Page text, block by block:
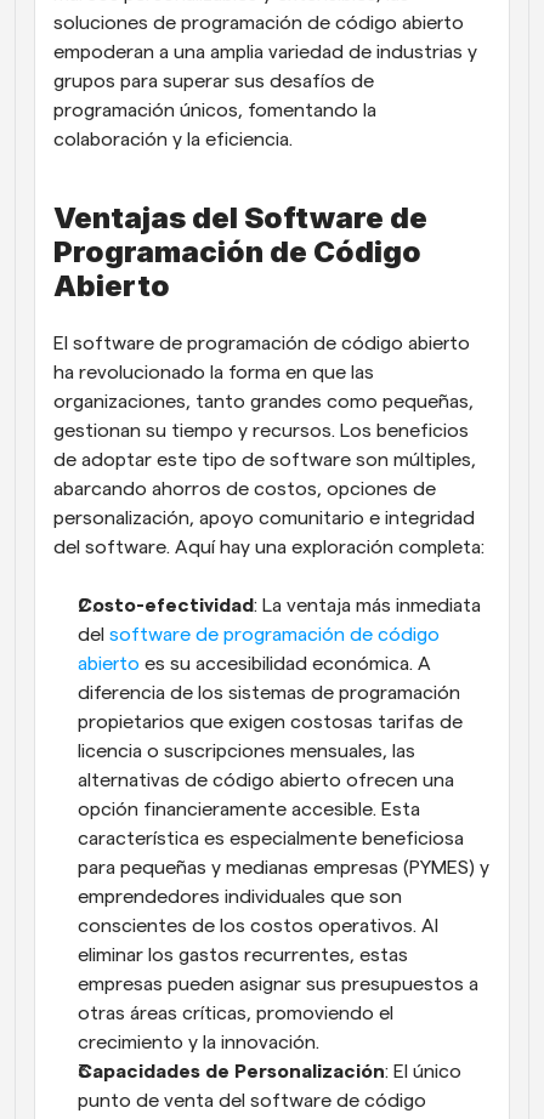
soluciones de programación de código abierto
empoderan a una amplia variedad de industrias y
grupos para superar sus desafíos de
programación únicos, fomentando la
colaboración y la eficiencia.
Ventajas del Software de
Programación de Código
Abierto
El software de programación de código abierto
ha revolucionado la forma en que las
organizaciones, tanto grandes como pequeñas,
gestionan su tiempo y recursos. Los beneficios
de adoptar este tipo de software son múltiples,
abarcando ahorros de costos, opciones de
personalización, apoyo comunitario e integridad
del software. Aquí hay una exploración completa:
Costo-efectividad: La ventaja más inmediata
del software de programación de código
abierto es su accesibilidad económica. A
diferencia de los sistemas de programación
propietarios que exigen costosas tarifas de
licencia o suscripciones mensuales, las
alternativas de código abierto ofrecen una
opción financieramente accesible. Esta
característica es especialmente beneficiosa
para pequeñas y medianas empresas (PYMES) y
emprendedores individuales que son
conscientes de los costos operativos. Al
eliminar los gastos recurrentes, estas
empresas pueden asignar sus presupuestos a
otras áreas críticas, promoviendo el
crecimiento y la innovación.
Capacidades de Personalización: El único
punto de venta del software de código